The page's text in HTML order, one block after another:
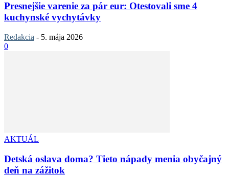
Presnejšie varenie za pár eur: Otestovali sme 4
kuchynské vychytávky
Redakcia - 5. mája 2026
0
AKTUÁL
Detská oslava doma? Tieto nápady menia obyčajný
deň na zážitok